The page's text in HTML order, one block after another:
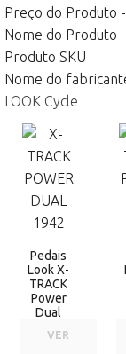
Preço do Produto
Nome do Produto
Produto SKU
Nome do
LOOK Cycle
Pedais
Look X-
TRACK
Power
Dual
VER